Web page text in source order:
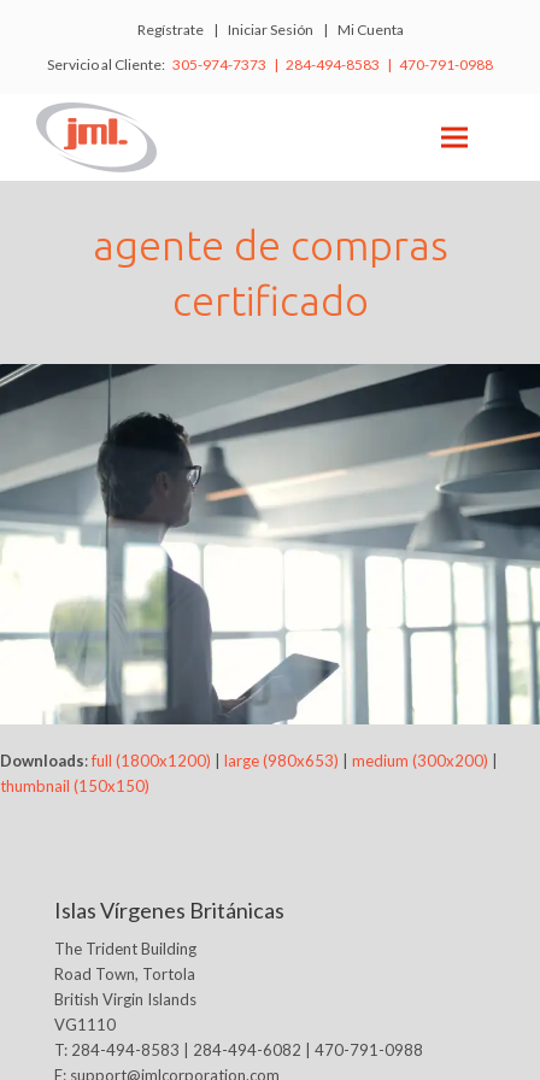
Regístrate| Iniciar Sesión | Mi Cuenta
Servicio al Cliente: 305-974-7373 | 284-494-8583 | 470-791-0988
agente de compras
certificado
Downloads:full (1800x1200) large (980x653) medium (300x200)
thumbnail (150x150)
Islas Vírgenes Británicas
The Trident Building
Road Town, Tortola
British Virgin Islands
VG1110
T: 284-494-8583 | 284-494-6082 | 470-791-0988
E: support@jmlcorporation.com